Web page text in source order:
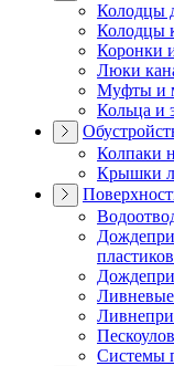
Колодцы
Колодцы
Коронки
Люки
Муфты и
Кольца и
Колпаки
Крышки
Системы